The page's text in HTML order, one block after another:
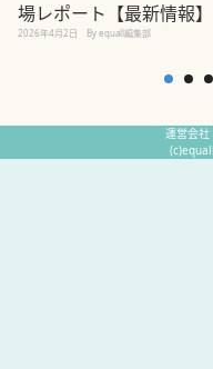
場レポート【最新情報】
2026年4月2日 By equall編集部
運営会社